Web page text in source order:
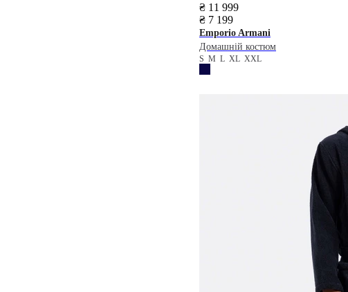
₴ 11 999
₴ 7 199
Emporio Armani
Домашній костюм
S M L XL XXL